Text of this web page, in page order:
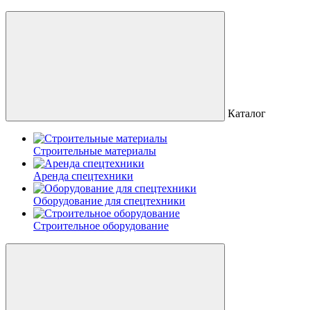
Каталог
Строительные материалы
Аренда спецтехники
Оборудование для спецтехники
Строительное оборудование